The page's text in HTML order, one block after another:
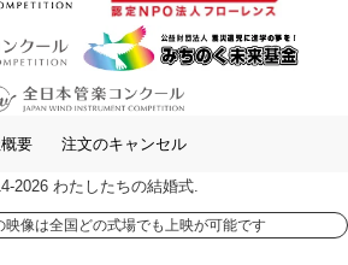
要 注文のキャンセル
2026 わたしたちの結婚式.
映像は全国どの式場でも上映が可能です